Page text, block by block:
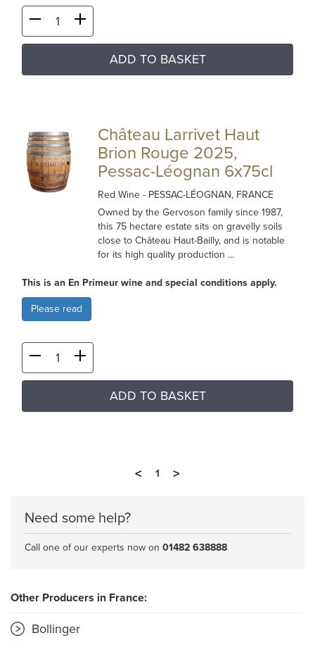
ADD TO BASKET
Château Larrivet Haut
Brion Rouge 2025,
Pessac-Léognan 6x75cl
Red Wine- PESSAC-LÉOGNAN, FRANCE
Owned by the Gervoson family since 1987,
this 75 hectare estate sits on gravelly soils
close to Château Haut-Bailly, and is notable
for its high quality production ...
This is an En Primeur wine and special conditions apply.
Please read
ADD TO BASKET
< 1 >
Need some help?
Call one of our experts now on 01482 638888
Other Producers in France:
Bollinger